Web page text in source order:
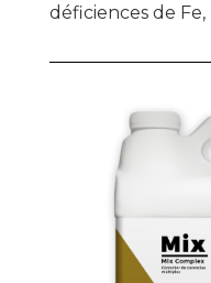
déficiences de Fe,